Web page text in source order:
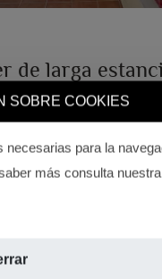
SOBRE COOKIES
necesarias para la
más consulta nuestra
de larga
JÁVEA/XÀBIA
2 baños, terraza